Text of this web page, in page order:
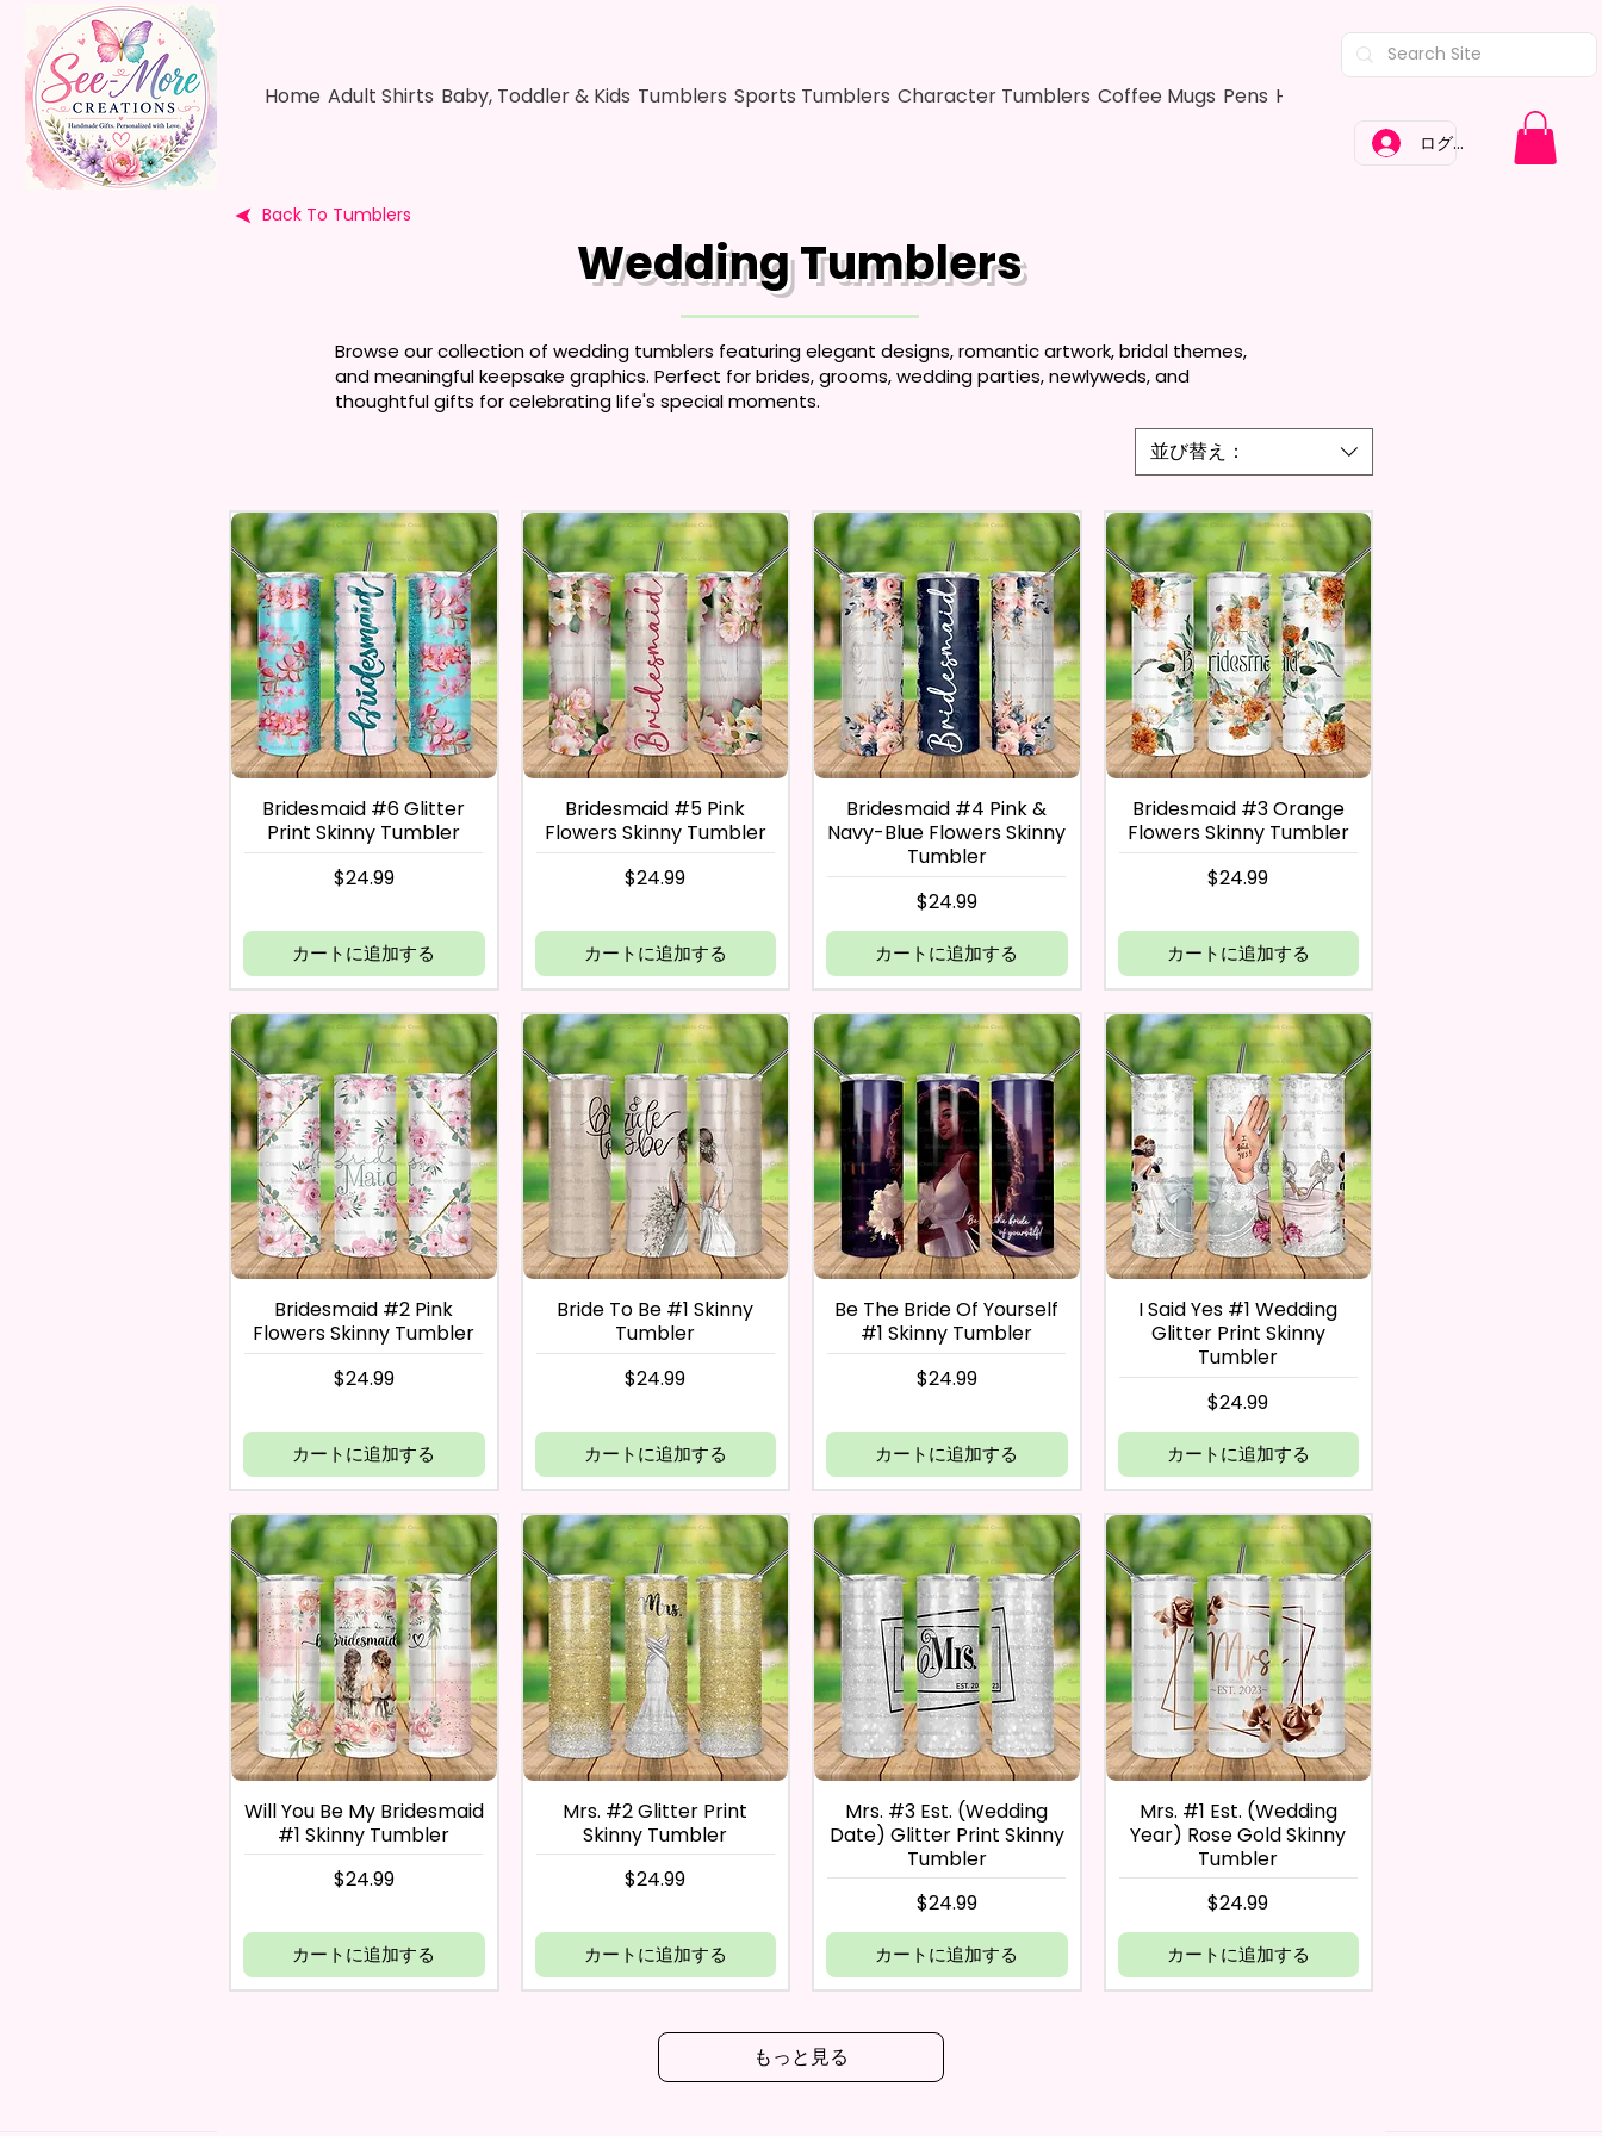
Home Adult Shirts Baby, Toddler & Kids Tumblers Sports Tumblers Character Tumblers Coffee Mugs Pens Hair Bows
ログイン
Back To Tumblers
Wedding Tumblers
並び替え：
Bridesmaid #6 Glitter
Print Skinny Tumbler
価格
$24.99
カートに追加する
Bridesmaid #5 Pink
Flowers Skinny Tumbler
価格
$24.99
カートに追加する
Bridesmaid #4 Pink &
Navy-Blue Flowers Skinny
Tumbler
価格
$24.99
カートに追加する
Bridesmaid #3 Orange
Flowers Skinny Tumbler
価格
$24.99
カートに追加する
Bridesmaid #2 Pink
Flowers Skinny Tumbler
価格
$24.99
カートに追加する
Bride To Be #1 Skinny
Tumbler
価格
$24.99
カートに追加する
Be The Bride Of Yourself
#1 Skinny Tumbler
価格
$24.99
カートに追加する
I Said Yes #1 Wedding
Glitter Print Skinny
Tumbler
価格
$24.99
カートに追加する
Will You Be My Bridesmaid
#1 Skinny Tumbler
価格
$24.99
カートに追加する
Mrs. #2 Glitter Print
Skinny Tumbler
価格
$24.99
カートに追加する
Mrs. #3 Est. (Wedding
Date) Glitter Print Skinny
Tumbler
価格
$24.99
カートに追加する
Mrs. #1 Est. (Wedding
Year) Rose Gold Skinny
Tumbler
価格
$24.99
カートに追加する
もっと見る
Browse our collection of wedding tumblers featuring elegant designs, romantic artwork, bridal themes,
and meaningful keepsake graphics. Perfect for brides, grooms, wedding parties, newlyweds, and
thoughtful gifts for celebrating life's special moments.